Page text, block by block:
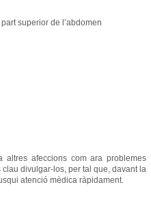
superior de l’abdomen
altres afeccions com ara problemes
divulgar-los, per tal que, davant la
atenció mèdica ràpidament.